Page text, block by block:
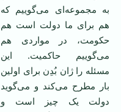
به مجموعه‌ای می‌گوییم که
هم برای ما دولت است هم
حکومت، در مواردی هم
می‌گوییم حاکمیت. این
مسئله را ژان بُدِن برای اولین
بار مطرح می‌کند و می‌گوید
دولت یک چیز است و